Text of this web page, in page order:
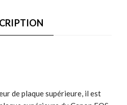
de plaque supérieure, il est